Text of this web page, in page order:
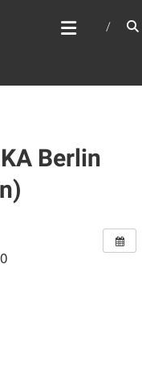
Berlin